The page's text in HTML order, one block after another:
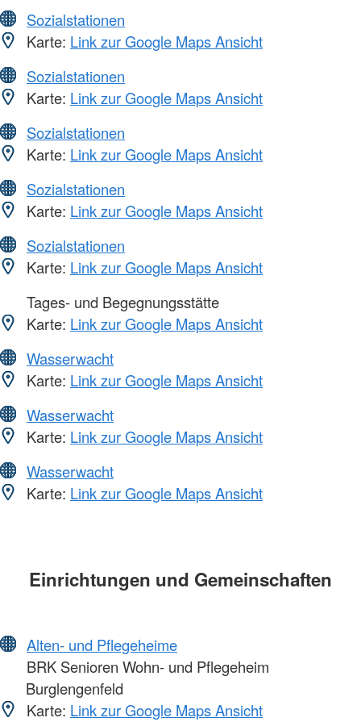
Sozialstationen
Karte: Link zur Google Maps Ansicht
Sozialstationen
Karte: Link zur Google Maps Ansicht
Sozialstationen
Karte: Link zur Google Maps Ansicht
Sozialstationen
Karte: Link zur Google Maps Ansicht
Sozialstationen
Karte: Link zur Google Maps Ansicht
Tages- und Begegnungsstätte
Karte: Link zur Google Maps Ansicht
Wasserwacht
Karte: Link zur Google Maps Ansicht
Wasserwacht
Karte: Link zur Google Maps Ansicht
Wasserwacht
Karte: Link zur Google Maps Ansicht
Einrichtungen und Gemeinschaften
Alten- und Pflegeheime
BRK Senioren Wohn- und Pflegeheim
Burglengenfeld
Karte: Link zur Google Maps Ansicht